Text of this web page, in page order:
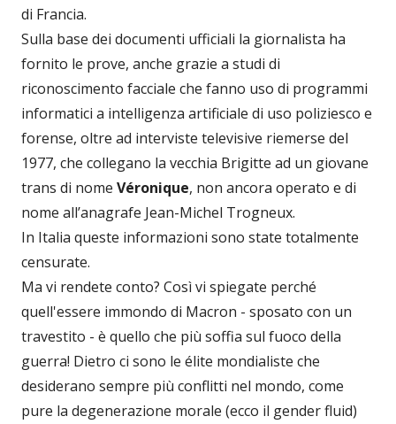
di Francia.
Sulla base dei documenti ufficiali la giornalista ha
fornito le prove, anche grazie a studi di
riconoscimento facciale che fanno uso di programmi
informatici a intelligenza artificiale di uso poliziesco e
forense, oltre ad interviste televisive riemerse del
1977, che collegano la vecchia Brigitte ad un giovane
trans di nome Véronique, non ancora operato e di
nome all’anagrafe Jean-Michel Trogneux.
In Italia queste informazioni sono state totalmente
censurate.
Ma vi rendete conto? Così vi spiegate perché
quell'essere immondo di Macron - sposato con un
travestito - è quello che più soffia sul fuoco della
guerra! Dietro ci sono le élite mondialiste che
desiderano sempre più conflitti nel mondo, come
pure la degenerazione morale (ecco il gender fluid)